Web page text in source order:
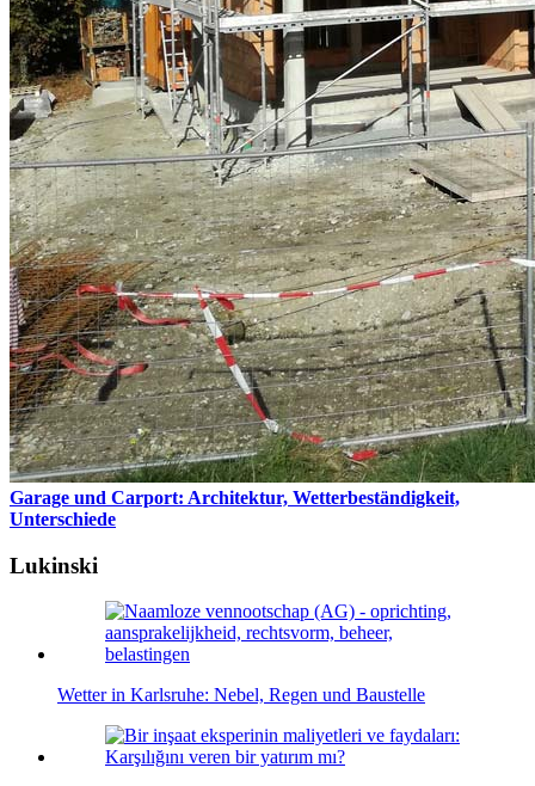
Garage und Carport: Architektur, Wetterbeständigkeit,
Unterschiede
Lukinski
Wetter in Karlsruhe: Nebel, Regen und Baustelle